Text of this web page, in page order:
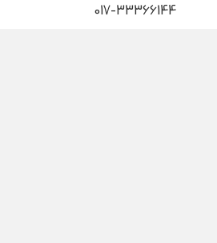
017-33366144